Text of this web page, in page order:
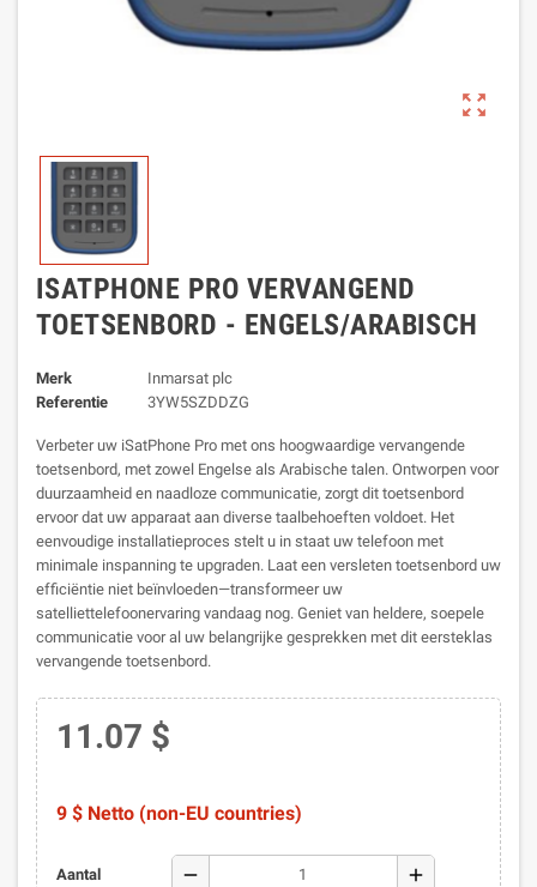
zoom_out_map
ISATPHONE PRO VERVANGEND
TOETSENBORD - ENGELS/ARABISCH
Merk
Inmarsat plc
Referentie
3YW5SZDDZG
Verbeter uw iSatPhone Pro met ons hoogwaardige vervangende
toetsenbord, met zowel Engelse als Arabische talen. Ontworpen voor
duurzaamheid en naadloze communicatie, zorgt dit toetsenbord
ervoor dat uw apparaat aan diverse taalbehoeften voldoet. Het
eenvoudige installatieproces stelt u in staat uw telefoon met
minimale inspanning te upgraden. Laat een versleten toetsenbord uw
efficiëntie niet beïnvloeden—transformeer uw
satelliettelefoonervaring vandaag nog. Geniet van heldere, soepele
communicatie voor al uw belangrijke gesprekken met dit eersteklas
vervangende toetsenbord.
11.07 $
9 $ Netto (non-EU countries)
Aantal remove add